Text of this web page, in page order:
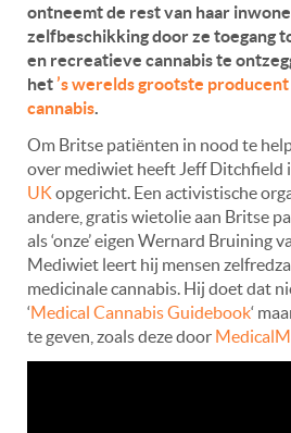
ontneemt de rest van haar
zelfbeschikking door ze toegang
en recreatieve cannabis te
het’s werelds grootste
cannabis.
Om Britse patiënten in nood te
over mediwiet heeft Jeff Ditchfield
UK opgericht. Een activistische
andere, gratis wietolie aan Britse
als ‘onze’ eigen Wernard Bruining
Mediwiet leert hij mensen
medicinale cannabis. Hij doet dat
‘Medical Cannabis Guidebook‘
te geven, zoals deze door